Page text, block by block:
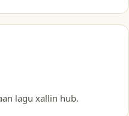
lagu xallin hub.